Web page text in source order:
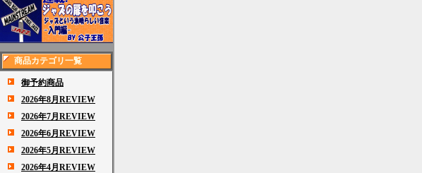
商品カテゴリ一覧
御予約商品
2026年8月REVIEW
2026年7月REVIEW
2026年6月REVIEW
2026年5月REVIEW
2026年4月REVIEW